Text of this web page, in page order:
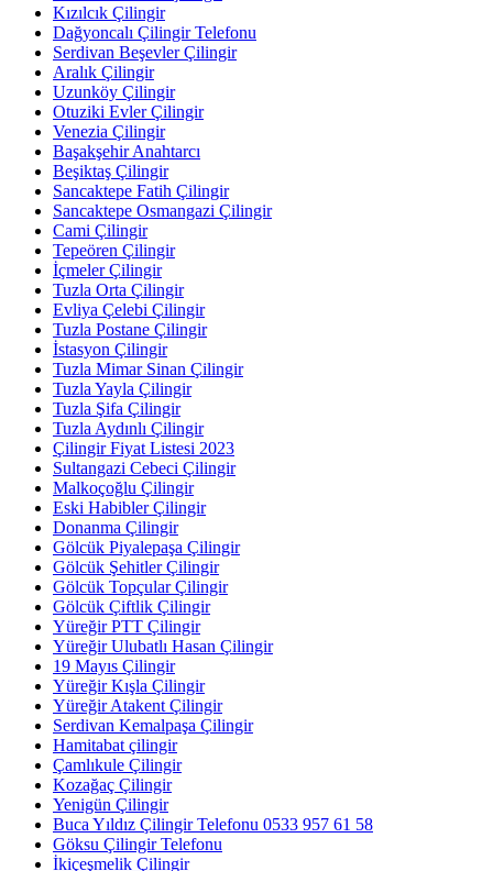
Kızılcık Çilingir
Dağyoncalı Çilingir Telefonu
Serdivan Beşevler Çilingir
Aralık Çilingir
Uzunköy Çilingir
Otuziki Evler Çilingir
Venezia Çilingir
Başakşehir Anahtarcı
Beşiktaş Çilingir
Sancaktepe Fatih Çilingir
Sancaktepe Osmangazi Çilingir
Cami Çilingir
Tepeören Çilingir
İçmeler Çilingir
Tuzla Orta Çilingir
Evliya Çelebi Çilingir
Tuzla Postane Çilingir
İstasyon Çilingir
Tuzla Mimar Sinan Çilingir
Tuzla Yayla Çilingir
Tuzla Şifa Çilingir
Tuzla Aydınlı Çilingir
Çilingir Fiyat Listesi 2023
Sultangazi Cebeci Çilingir
Malkoçoğlu Çilingir
Eski Habibler Çilingir
Donanma Çilingir
Gölcük Piyalepaşa Çilingir
Gölcük Şehitler Çilingir
Gölcük Topçular Çilingir
Gölcük Çiftlik Çilingir
Yüreğir PTT Çilingir
Yüreğir Ulubatlı Hasan Çilingir
19 Mayıs Çilingir
Yüreğir Kışla Çilingir
Yüreğir Atakent Çilingir
Serdivan Kemalpaşa Çilingir
Hamitabat çilingir
Çamlıkule Çilingir
Kozağaç Çilingir
Yenigün Çilingir
Buca Yıldız Çilingir Telefonu 0533 957 61 58
Göksu Çilingir Telefonu
İkiçeşmelik Çilingir